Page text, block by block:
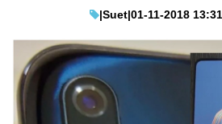
教學評測
EduTech
IT Times
|Suet|01-11-2018 13:31